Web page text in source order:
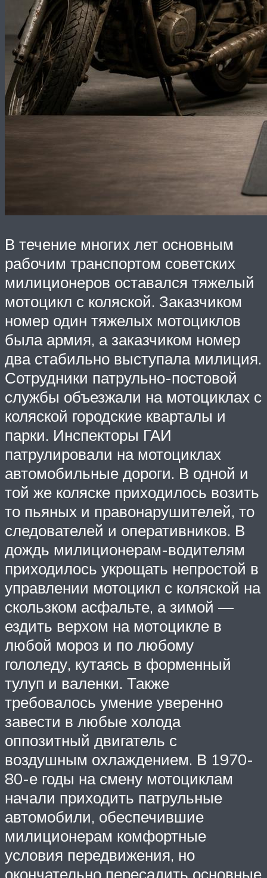
В течение многих лет основным
рабочим транспортом советских
милиционеров оставался тяжелый
мотоцикл с коляской. Заказчиком
номер один тяжелых мотоциклов
была армия, а заказчиком номер
два стабильно выступала милиция.
Сотрудники патрульно-постовой
службы объезжали на мотоциклах с
коляской городские кварталы и
парки. Инспекторы ГАИ
патрулировали на мотоциклах
автомобильные дороги. В одной и
той же коляске приходилось возить
то пьяных и правонарушителей, то
следователей и оперативников. В
дождь милиционерам-водителям
приходилось укрощать непростой в
управлении мотоцикл с коляской на
скользком асфальте, а зимой —
ездить верхом на мотоцикле в
любой мороз и по любому
гололеду, кутаясь в форменный
тулуп и валенки. Также
требовалось умение уверенно
завести в любые холода
оппозитный двигатель с
воздушным охлаждением. В 1970-
80-е годы на смену мотоциклам
начали приходить патрульные
автомобили, обеспечившие
милиционерам комфортные
условия передвижения, но
окончательно пересадить основные